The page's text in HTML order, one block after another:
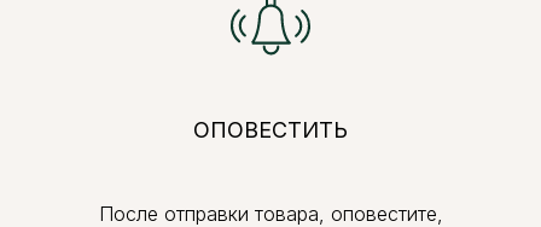
ОПОВЕСТИТЬ
После отправки товара, оповестите,